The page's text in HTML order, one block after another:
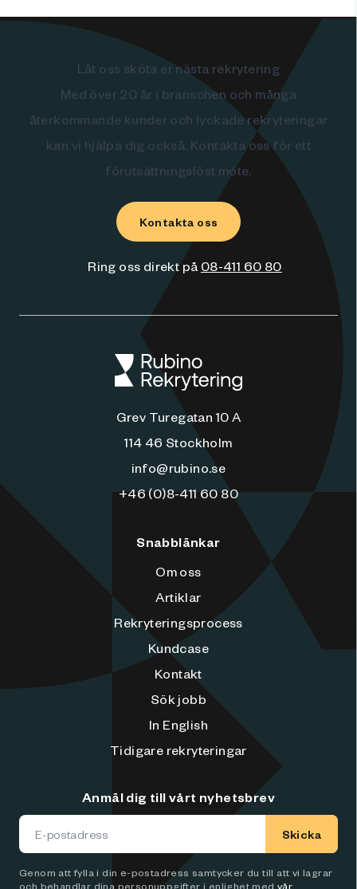
Låt oss sköta er nästa rekrytering
Med över 20 år i branschen och många
återkommande kunder och lyckade rekryteringar
kan vi hjälpa dig också. Kontakta oss för ett
förutsättningslöst möte.
Kontakta oss
Ring oss direkt på 08-411 60 80
Grev Turegatan 10 A
114 46 Stockholm
info@rubino.se
+46 (0)8-411 60 80
Snabblänkar
Om oss
Artiklar
Rekryteringsprocess
Kundcase
Kontakt
Sök jobb
In English
Tidigare rekryteringar
Anmäl dig till vårt nyhetsbrev
Skicka
Genom att fylla i din e-postadress samtycker du till att vi lagrar
och behandlar dina personuppgifter i enlighet med vår